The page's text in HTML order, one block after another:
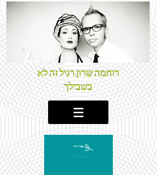
רוחמה שרון.רגיל זה לא
בשבילך